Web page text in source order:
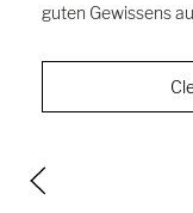
guten Gewissens